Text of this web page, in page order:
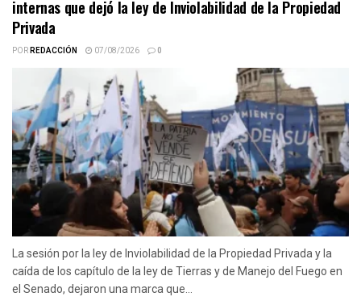
internas que dejó la ley de Inviolabilidad de la Propiedad
Privada
PORREDACCIÓN 07/08/2026 0
La sesión por la ley de Inviolabilidad de la Propiedad Privada y la
caída de los capítulo de la ley de Tierras y de Manejo del Fuego en
el Senado, dejaron una marca que...